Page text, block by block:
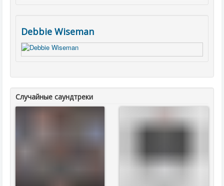
Debbie Wiseman
Случайные саундтреки